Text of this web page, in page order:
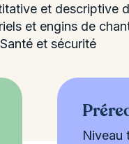
et descriptive
et engins de
et sécurité
Niveau